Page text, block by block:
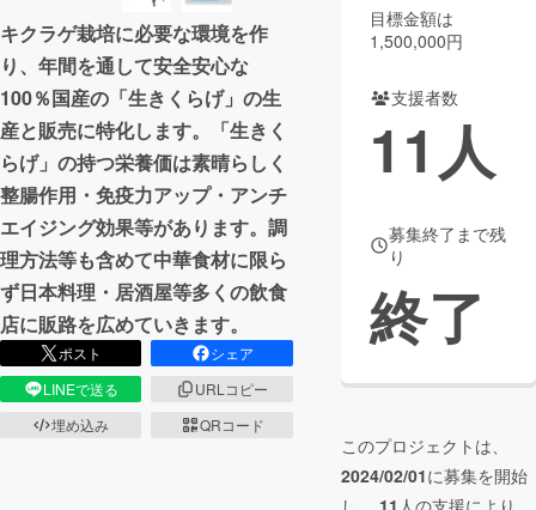
CAMPFIREふるさと納税
コミュニティ
キクラゲ栽培に必要な環境を作
り、年間を通して安全安心な
100％国産の「生きくらげ」の生
産と販売に特化します。「生きく
らげ」の持つ栄養価は素晴らしく
整腸作用・免疫力アップ・アンチ
エイジング効果等があります。調
理方法等も含めて中華食材に限ら
ず日本料理・居酒屋等多くの飲食
店に販路を広めていきます。
ポスト
シェア
LINEで送る
URLコピー
埋め込み
QRコード
目標金額は
1,500,000円
支援者数
11 人
募集終了まで残
り
終了
このプロジェクトは、
2024/02/01に募集を開始
し、 11 人の支援により